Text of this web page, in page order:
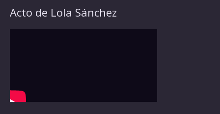
Acto de Lola Sánchez